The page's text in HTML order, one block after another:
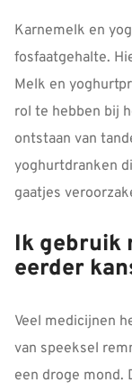
Karnemelk en
fosfaatgehalte.
Melk en
rol te hebben bij
ontstaan van
yoghurtdranken
gaatjes
Ik gebruik
eerder
Veel medicijnen
van speeksel
een droge mond.